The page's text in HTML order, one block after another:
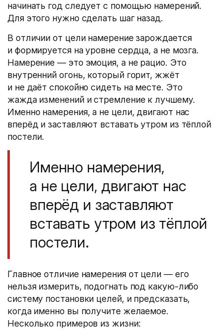
начинать год следует с помощью намерений.
Для этого нужно сделать шаг назад.
В отличии от цели намерение зарождается
и формируется на уровне сердца, а не мозга.
Намерение — это эмоция, а не рацио. Это
внутренний огонь, который горит, жжёт
и не даёт спокойно сидеть на месте. Это
жажда изменений и стремление к лучшему.
Именно намерения, а не цели, двигают нас
вперёд и заставляют вставать утром из тёплой
постели.
Именно намерения,
а не цели, двигают нас
вперёд и заставляют
вставать утром из тёплой
постели.
Главное отличие намерения от цели — его
нельзя измерить, подогнать под какую-либо
систему постановки целей, и предсказать,
когда именно вы получите желаемое.
Несколько примеров из жизни: